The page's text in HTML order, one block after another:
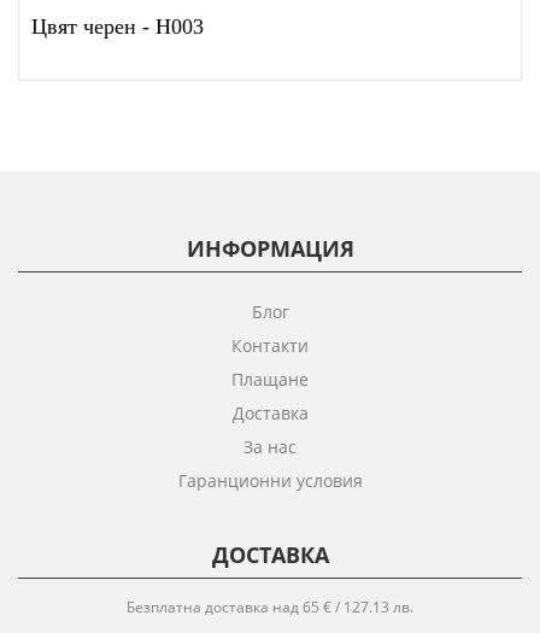
Цвят черен - H003
ИНФОРМАЦИЯ
Блог
Контакти
Плащане
Доставка
За нас
Гаранционни условия
ДОСТАВКА
Безплатна доставка над 65 € / 127.13 лв.